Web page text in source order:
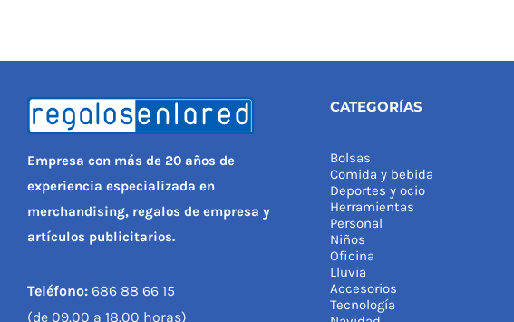
Empresa con más de 20 años de
experiencia especializada en
merchandising, regalos de empresa y
artículos publicitarios.
Teléfono:686 88 66 15
(de 09.00 a 18.00 horas)
CATEGORÍAS
Bolsas
Comida y bebida
Deportes y ocio
Herramientas
Personal
Niños
Oficina
Lluvia
Accesorios
Tecnología